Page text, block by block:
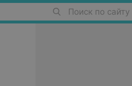
Поиск по сайту